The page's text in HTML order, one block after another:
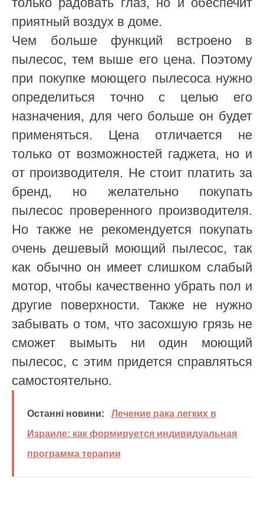
приятный воздух в доме.
Чем больше функций встроено в
пылесос, тем выше его цена. Поэтому
при покупке моющего пылесоса нужно
определиться точно с целью его
назначения, для чего больше он будет
применяться. Цена отличается не
только от возможностей гаджета, но и
от производителя. Не стоит платить за
бренд, но желательно покупать
пылесос проверенного производителя.
Но также не рекомендуется покупать
очень дешевый моющий пылесос, так
как обычно он имеет слишком слабый
мотор, чтобы качественно убрать пол и
другие поверхности. Также не нужно
забывать о том, что засохшую грязь не
сможет вымыть ни один моющий
пылесос, с этим придется справляться
самостоятельно.
Останні новини:
Лечение рака легких в
Израиле: как формируется индивидуальная
программа терапии